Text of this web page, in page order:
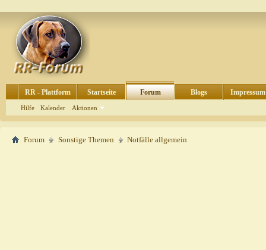
RR - Plattform Startseite Forum
Hilfe Kalender Aktionen
Blogs Impressum
Forum Sonstige Themen Notfälle allgemein